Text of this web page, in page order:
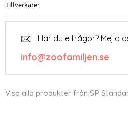
Tillverkare
Har du e frågor? Mejla
info@zoofamiljen.se
Visa alla produkter från SP